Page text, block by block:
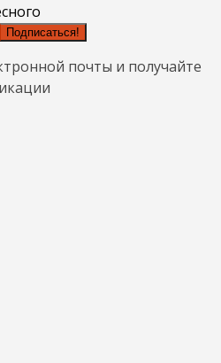
Подписаться!
почты и получайте